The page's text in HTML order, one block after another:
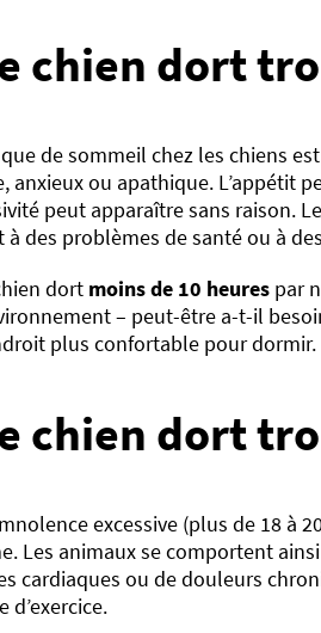
chien dort
de sommeil chez les chiens
anxieux ou apathique. L’appétit
peut apparaître sans raison.
à des problèmes de santé ou à
dort moins de 10 heures par
– peut-être a-t-il
plus confortable pour dormir.
chien dort
excessive (plus de 18 à
Les animaux se comportent
cardiaques ou de douleurs
d’exercice.